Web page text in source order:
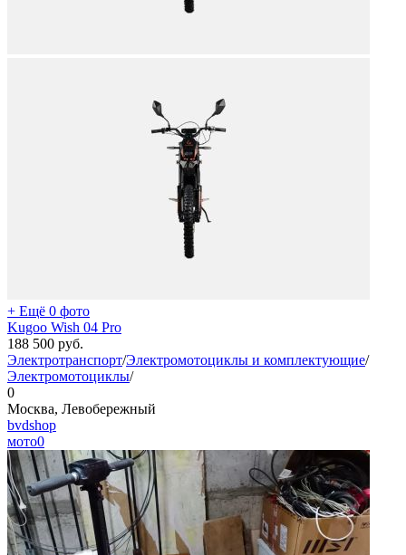
+ Ещё 0 фото
Kugoo Wish 04 Pro
188 500 руб.
Электротранспорт/Электромотоциклы и комплектующие/
Электромотоциклы/
0
Москва, Левобережный
bvdshop
мото0